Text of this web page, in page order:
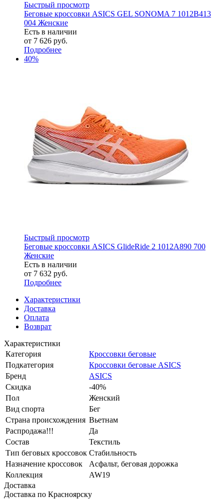
Быстрый просмотр
Беговые кроссовки ASICS GEL SONOMA 7 1012B413
004 Женские
Есть в наличии
от 7 626 руб.
Подробнее
40%
Быстрый просмотр
Беговые кроссовки ASICS GlideRide 2 1012A890 700
Женские
Есть в наличии
от 7 632 руб.
Подробнее
Характеристики
Доставка
Оплата
Возврат
Характеристики
Категория
Кроссовки беговые
Подкатегория
Кроссовки беговые ASICS
Бренд
ASICS
Скидка
-40%
Пол
Женский
Вид спорта
Бег
Страна происхождения Вьетнам
Распродажа!!!
Да
Состав
Текстиль
Тип беговых кроссовок Стабильность
Назначение кроссовок
Асфальт, беговая дорожка
Коллекция
AW19
Доставка
Доставка по Красноярску